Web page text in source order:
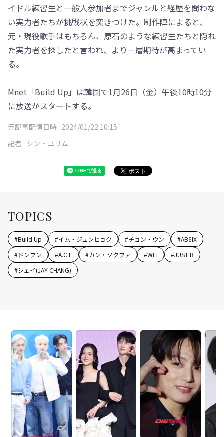
イドル練習生と一般人参加者までジャンルと経歴を問わな
い実力者たちが挑戦状を突きつけた。制作陣によると、
元・現役歌手はもちろん、原石のような練習生たちと隠れ
た実力者を探したと言われ、より一層期待が高まってい
る。
Mnet「Build Up」は韓国で1月26日（金）午後10時10分
に放送がスタートする。
元記事配信日時 : 2024/01/22 10:15
記者 : シン・ユリム
TOPICS
#Build Up #イム・ジュンヒョク #チョン・ウン #AB6IX
#ドンフン #A.C.E #カン・ソクファ #WEi #JUST B
#ジェイ(JAY CHANG)